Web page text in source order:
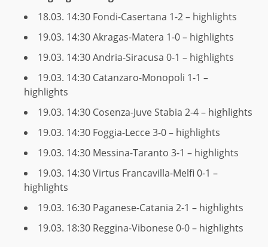
18.03. 14:30 Fondi-Casertana 1-2 – highlights
19.03. 14:30Akragas-Matera 1-0 – highlights
19.03. 14:30Andria-Siracusa 0-1 – highlights
19.03. 14:30 Catanzaro-Monopoli 1-1 –
highlights
19.03. 14:30 Cosenza-Juve Stabia 2-4 – highlights
19.03. 14:30 Foggia-Lecce 3-0 – highlights
19.03. 14:30 Messina-Taranto 3-1 – highlights
19.03. 14:30Virtus Francavilla-Melfi 0-1 –
highlights
19.03. 16:30 Paganese-Catania 2-1 – highlights
19.03. 18:30 Reggina-Vibonese 0-0 – highlights